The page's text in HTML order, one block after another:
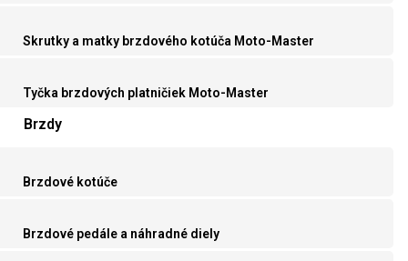
Skrutky a matky brzdového kotúča Moto-Master
Tyčka brzdových platničiek Moto-Master
Brzdy
Brzdové kotúče
Brzdové pedále a náhradné diely